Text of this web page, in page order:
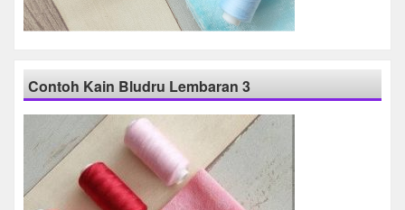
Contoh Kain Bludru Lembaran 3